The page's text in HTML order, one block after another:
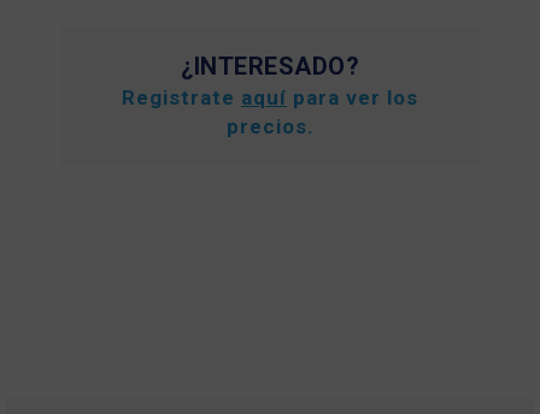
¿INTERESADO?
Registrate aquí para ver los
precios.